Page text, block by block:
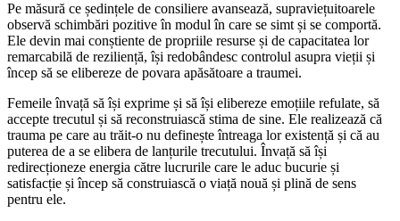
Pe măsură ce ședințele de consiliere avansează, supraviețuitoarele
observă schimbări pozitive în modul în care se simt și se comportă.
Ele devin mai conștiente de propriile resurse și de capacitatea lor
remarcabilă de reziliență, își redobândesc controlul asupra vieții și
încep să se elibereze de povara apăsătoare a traumei.
Femeile învață să își exprime și să își elibereze emoțiile refulate, să
accepte trecutul și să reconstruiască stima de sine. Ele realizează că
trauma pe care au trăit-o nu definește întreaga lor existență și că au
puterea de a se elibera de lanțurile trecutului. Învață să își
redirecționeze energia către lucrurile care le aduc bucurie și
satisfacție și încep să construiască o viață nouă și plină de sens
pentru ele.